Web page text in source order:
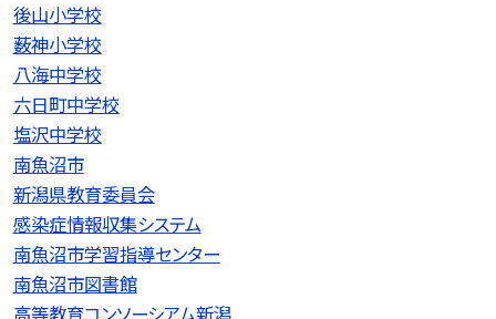
後山小学校
薮神小学校
八海中学校
六日町中学校
塩沢中学校
南魚沼市
新潟県教育委員会
感染症情報収集システム
南魚沼市学習指導センター
南魚沼市図書館